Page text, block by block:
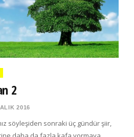
2
2016
söyleşiden sonraki üç gündür şiir,